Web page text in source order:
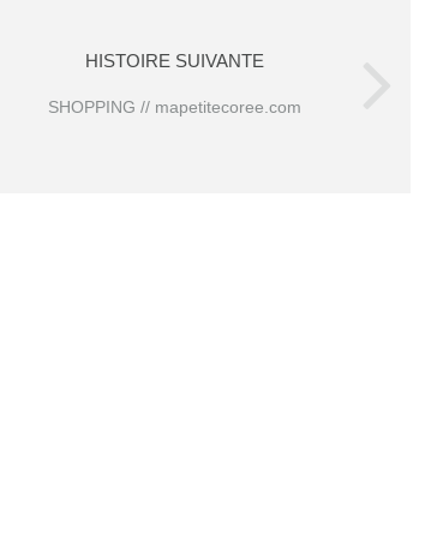
HISTOIRE SUIVANTE
SHOPPING // mapetitecoree.com